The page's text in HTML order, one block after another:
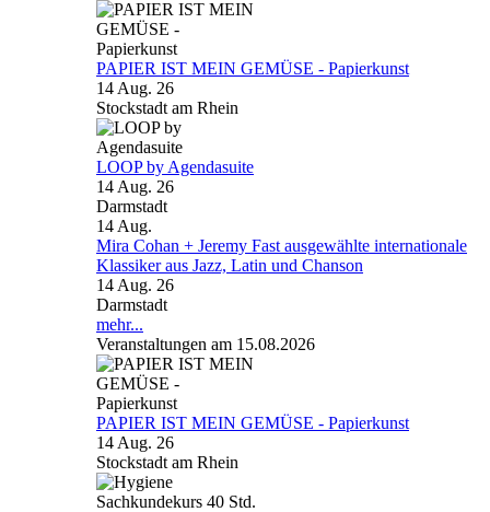
PAPIER IST MEIN GEMÜSE - Papierkunst
14 Aug. 26
Stockstadt am Rhein
LOOP by Agendasuite
14 Aug. 26
Darmstadt
14 Aug.
Mira Cohan + Jeremy Fast ausgewählte internationale
Klassiker aus Jazz, Latin und Chanson
14 Aug. 26
Darmstadt
mehr...
Veranstaltungen am 15.08.2026
PAPIER IST MEIN GEMÜSE - Papierkunst
14 Aug. 26
Stockstadt am Rhein